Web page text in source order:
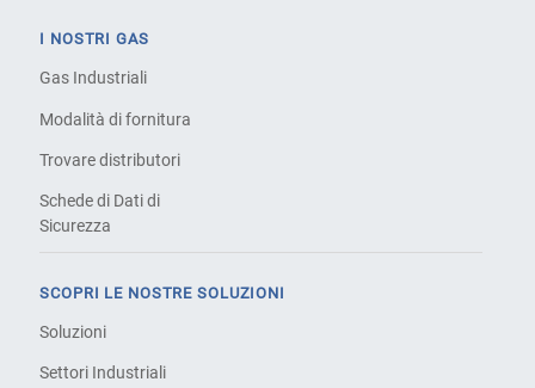
I NOSTRI GAS
Gas Industriali
Modalità di fornitura
Trovare distributori
Schede di Dati di
Sicurezza
SCOPRI LE NOSTRE SOLUZIONI
Soluzioni
Settori Industriali